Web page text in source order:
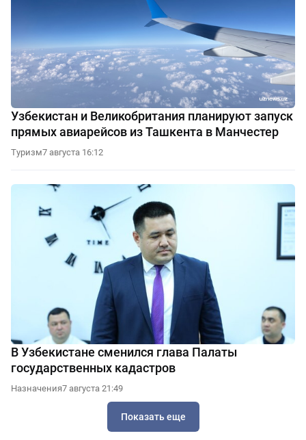
Узбекистан и Великобритания планируют запуск
прямых авиарейсов из Ташкента в Манчестер
Туризм7 августа 16:12
В Узбекистане сменился глава Палаты
государственных кадастров
Назначения7 августа 21:49
Показать еще